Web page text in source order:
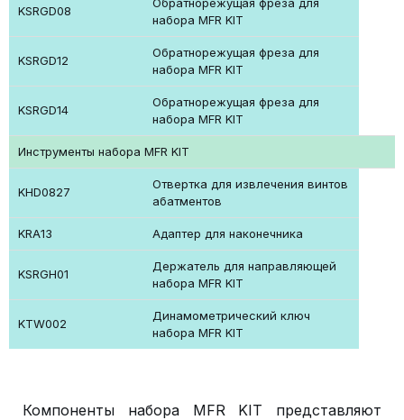
KSRGD08
набора MFR KIT
KSRGD12
Обратнорежущая фреза для
набора MFR KIT
KSRGD14
Обратнорежущая фреза для
набора MFR KIT
Инструменты набора MFR KIT
KHD0827
Отвертка для извлечения винтов
абатментов
KRA13 Адаптер для наконечника
KSRGH01
Держатель для направляющей
набора MFR KIT
KTW002
Динамометрический ключ
набора MFR KIT
Компоненты набора MFR KIT представляют